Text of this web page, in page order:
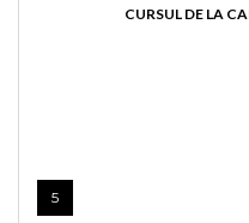
CURSUL DE LA
5